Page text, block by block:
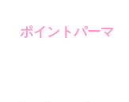
ポイントパーマ